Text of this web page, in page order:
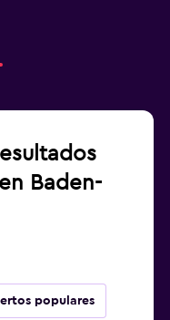
Baden-
populares